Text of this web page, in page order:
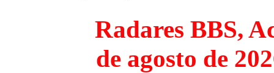
Radares BBS,
de agosto de